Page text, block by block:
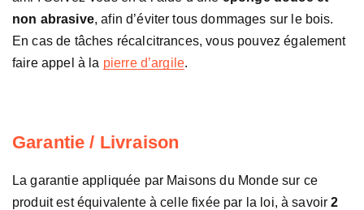
non abrasive, afin d’éviter tous dommages sur le bois.
En cas de tâches récalcitrances, vous pouvez également
faire appel à la pierre d’argile.
Garantie / Livraison
La garantie appliquée par Maisons du Monde sur ce
produit est équivalente à celle fixée par la loi, à savoir2